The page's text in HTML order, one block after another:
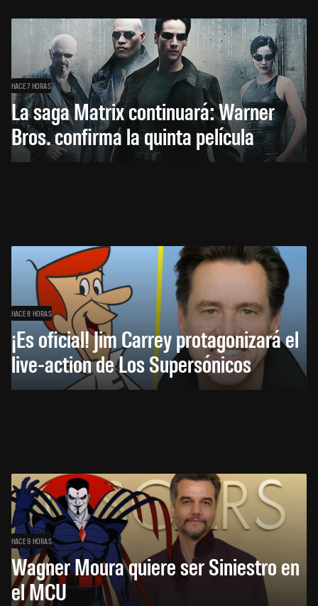
HACE 7 HORAS
La saga Matrix continuará: Warner
Bros. confirma la quinta película
HACE 8 HORAS
¡Es oficial! Jim Carrey protagonizará el
live-action de Los Supersónicos
HACE 9 HORAS
Wagner Moura quiere ser Siniestro en
el MCU